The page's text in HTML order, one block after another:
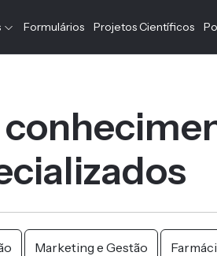
Formulários Projetos Científicos
Marketing e Gestão